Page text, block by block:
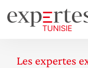
Les expertes